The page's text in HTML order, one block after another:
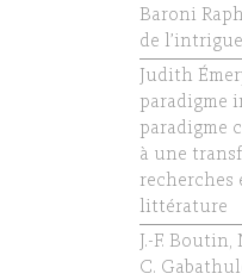
Baroni
de
Judith
paradigme
paradigme
à une
recherches
littérature
J.-F. Boutin,
C.